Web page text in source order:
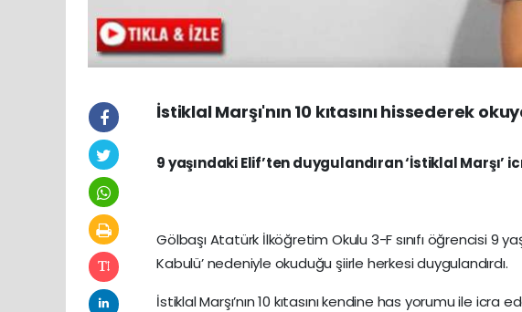
İstiklal Marşı'nın 10 kıtasını hissederek
9 yaşındaki Elif’ten duygulandıran ‘İstiklal Marşı’
Gölbaşı Atatürk İlköğretim Okulu 3-F sınıfı öğrencisi 9
Kabulü’ nedeniyle okuduğu şiirle herkesi duygulandırdı.
İstiklal Marşı’nın 10 kıtasını kendine has yorumu ile icra